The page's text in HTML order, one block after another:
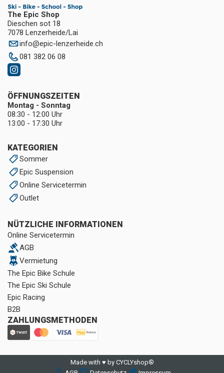
The Epic Shop
Dieschen sot 18
7078 Lenzerheide/Lai
info@epic-lenzerheide.ch
081 382 06 08
KATEGORIEN
Sommer
Epic Suspension
Online Servicetermin
Outlet
NÜTZLICHE INFORMATIONEN
Online Servicetermin
AGB
Vermietung
The Epic Bike Schule
The Epic Ski Schule
Epic Racing
B2B
ZAHLUNGSMETHODEN
ÖFFNUNGSZEITEN
Montag - Sonntag
08:30 - 12:00 Uhr
13:00 - 17:30 Uhr
Made with ♥ by CYCLYshop®